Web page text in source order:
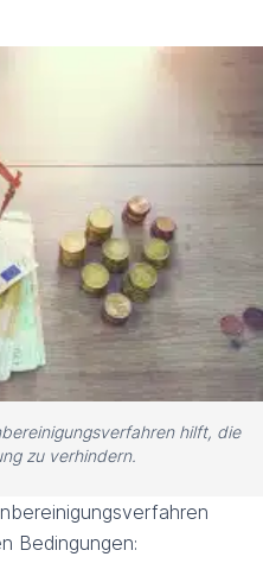
hilft, die
zu verhindern.
Bedingungen: